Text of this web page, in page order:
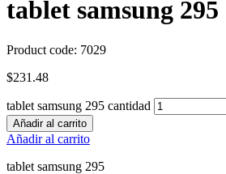
tablet samsung 295
Product code: 7029
$231.48
tablet samsung 295 cantidad
Añadir al carrito
Añadir al carrito
tablet samsung 295